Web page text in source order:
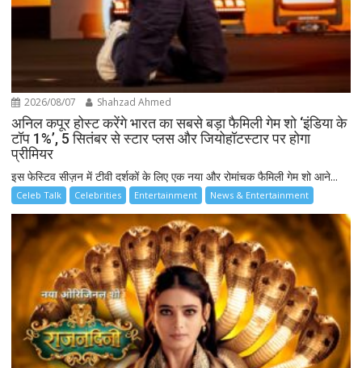
2026/08/07 Shahzad Ahmed
अनिल कपूर होस्ट करेंगे भारत का सबसे बड़ा फैमिली गेम शो ‘इंडिया के
टॉप 1%’, 5 सितंबर से स्टार प्लस और जियोहॉटस्टार पर होगा
प्रीमियर
इस फेस्टिव सीज़न में टीवी दर्शकों के लिए एक नया और रोमांचक फैमिली गेम शो आने...
Celeb Talk Celebrities Entertainment News & Entertainment